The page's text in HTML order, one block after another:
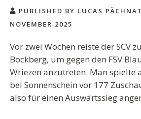
PUBLISHED BY LUCAS
NOVEMBER 2025
Vor zwei Wochen reiste der SCV
Bockberg, um gegen den FSV
Wriezen anzutreten. Man spielte
bei Sonnenschein vor 177
also für einen Auswärtssieg